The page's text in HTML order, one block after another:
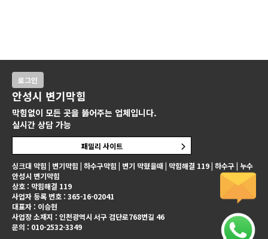
싱크대 막힘 | 변기막힘 | 하수구막힘 | 변기 막혔을때 | 막힘해결 119 | 하수구 | 누수
안성시 변기막힘
상호 : 막힘해결 119
사업자 등록 번호 : 365-16-02041
대표자 : 이승현
사업장 소재지 : 인천광역시 서구 검단로768번길 46
문의 : 010-2532-3349
로그인
안성시 변기막힘
막힘없이 모든 곳을 뚫어주는 업체입니다.
실시간 상담 가능
패밀리 사이트